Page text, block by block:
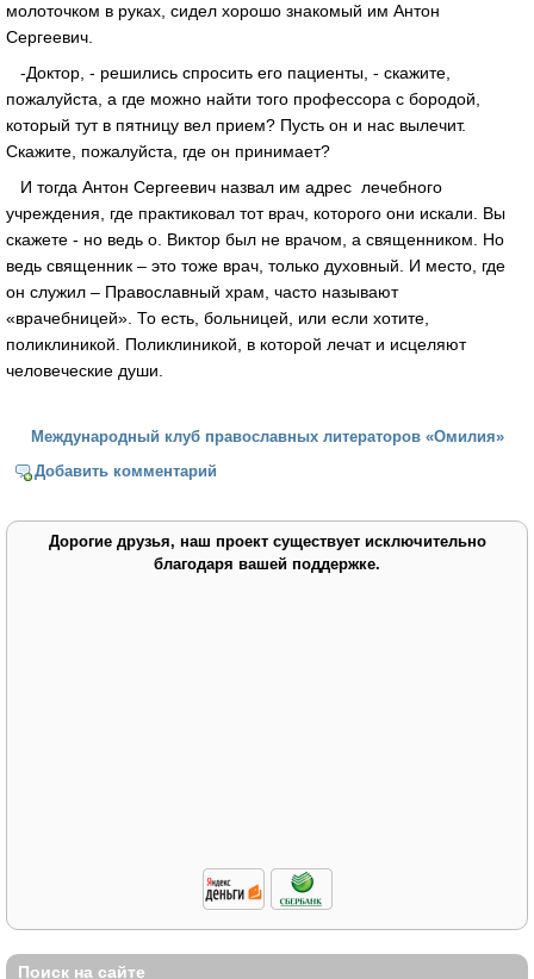
молоточком в руках, сидел хорошо знакомый им Антон
Сергеевич.
-Доктор, - решились спросить его пациенты, - скажите,
пожалуйста, а где можно найти того профессора с бородой,
который тут в пятницу вел прием? Пусть он и нас вылечит.
Скажите, пожалуйста, где он принимает?
И тогда Антон Сергеевич назвал им адрес лечебного
учреждения, где практиковал тот врач, которого они искали. Вы
скажете - но ведь о. Виктор был не врачом, а священником. Но
ведь священник – это тоже врач, только духовный. И место, где
он служил – Православный храм, часто называют
«врачебницей». То есть, больницей, или если хотите,
поликлиникой. Поликлиникой, в которой лечат и исцеляют
человеческие души.
Международный клуб православных литераторов «Омилия»
Добавить комментарий
Дорогие друзья, наш проект существует исключительно
благодаря вашей поддержке.
Поиск на сайте